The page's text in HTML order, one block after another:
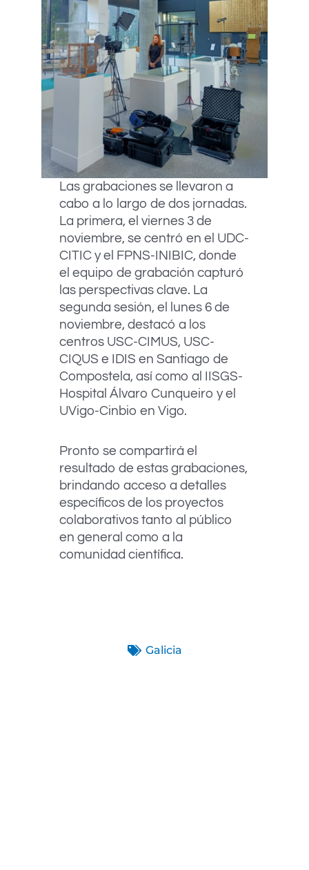
Las grabaciones se llevaron a
cabo a lo largo de dos jornadas.
La primera, el viernes 3 de
noviembre, se centró en el UDC-
CITIC y el FPNS-INIBIC, donde
el equipo de grabación capturó
las perspectivas clave. La
segunda sesión, el lunes 6 de
noviembre, destacó a los
centros USC-CIMUS, USC-
CIQUS e IDIS en Santiago de
Compostela, así como al IISGS-
Hospital Álvaro Cunqueiro y el
UVigo-Cinbio en Vigo.
Pronto se compartirá el
resultado de estas grabaciones,
brindando acceso a detalles
específicos de los proyectos
colaborativos tanto al público
en general como a la
comunidad científica.
Galicia